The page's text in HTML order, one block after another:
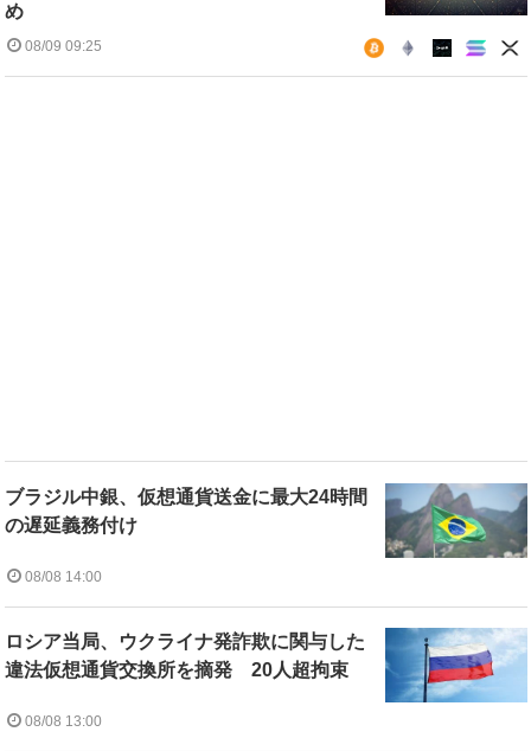
め
08/09 09:25
ブラジル中銀、仮想通貨送金に最大24時間
の遅延義務付け
08/08 14:00
ロシア当局、ウクライナ発詐欺に関与した
違法仮想通貨交換所を摘発 20人超拘束
08/08 13:00